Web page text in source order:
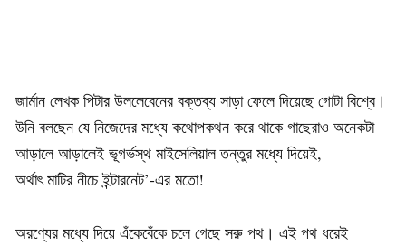
জার্মান লেখক পিটার উললেবেনের বক্তব্য সাড়া ফেলে দিয়েছে গোটা বিশ্বে।
উনি বলছেন যে নিজেদের মধ্যে কথোপকথন করে থাকে গাছেরাও অনেকটা
আড়ালে আড়ালেই ভূগর্ভস্থ মাইসেলিয়াল তন্তুর মধ্যে দিয়েই,
অর্থাৎ মাটির নীচে ইন্টারনেট’-এর মতো!
অরণ্যের মধ্যে দিয়ে এঁকেবেঁকে চলে গেছে সরু পথ। এই পথ ধরেই